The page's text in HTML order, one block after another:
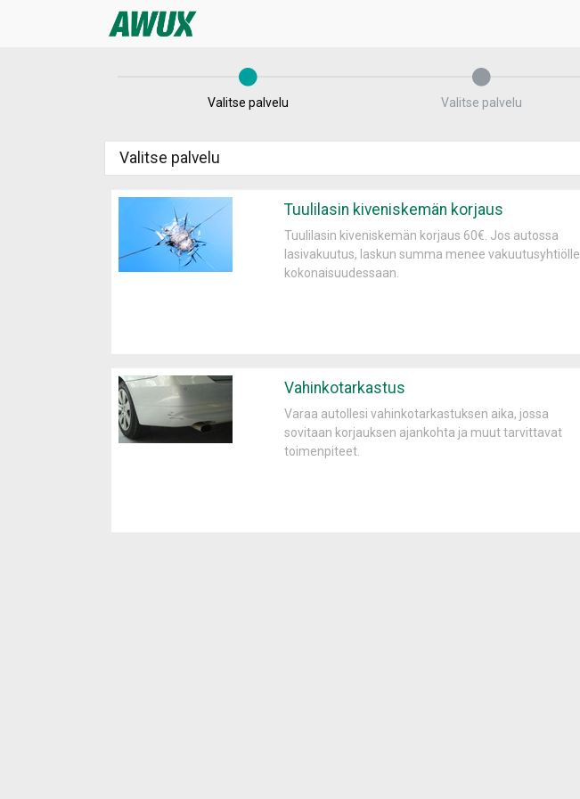
Valitse palvelu Valitse palvelu
Valitse palvelu
Tuulilasin kiveniskemän korjaus
Tuulilasin kiveniskemän korjaus 60€. Jos autossa
lasivakuutus, laskun summa menee vakuutusyhtiölle
kokonaisuudessaan.
Vahinkotarkastus
Varaa autollesi vahinkotarkastuksen aika, jossa
sovitaan korjauksen ajankohta ja muut tarvittavat
toimenpiteet.